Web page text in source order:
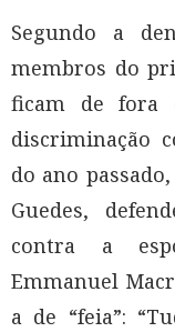
Segundo a
membros do
ficam de fora
discriminação
do ano
Guedes,
contra a
Emmanuel
a de “feia”: